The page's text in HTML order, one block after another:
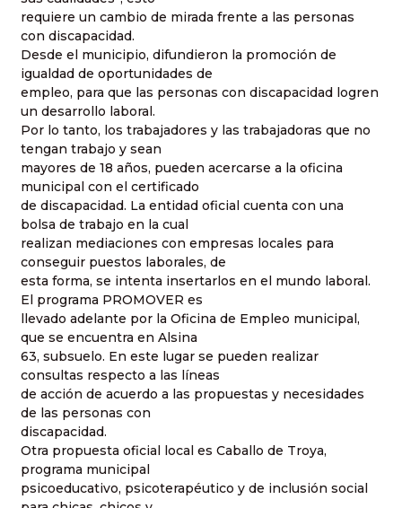
requiere un cambio de mirada frente a las personas
con discapacidad.
Desde el municipio, difundieron la promoción de
igualdad de oportunidades de
empleo, para que las personas con discapacidad logren
un desarrollo laboral.
Por lo tanto, los trabajadores y las trabajadoras que no
tengan trabajo y sean
mayores de 18 años, pueden acercarse a la oficina
municipal con el certificado
de discapacidad. La entidad oficial cuenta con una
bolsa de trabajo en la cual
realizan mediaciones con empresas locales para
conseguir puestos laborales, de
esta forma, se intenta insertarlos en el mundo laboral.
El programa PROMOVER es
llevado adelante por la Oficina de Empleo municipal,
que se encuentra en Alsina
63, subsuelo. En este lugar se pueden realizar
consultas respecto a las líneas
de acción de acuerdo a las propuestas y necesidades
de las personas con
discapacidad.
Otra propuesta oficial local es Caballo de Troya,
programa municipal
psicoeducativo, psicoterapéutico y de inclusión social